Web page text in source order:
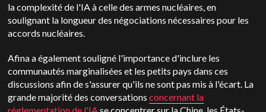
la complexité de l'IA à celle des armes nucléaires, en
soulignant la longueur des négociations nécessaires pour les
accords nucléaires.
Afina a également souligné l'importance d'inclure les
communautés marginalisées et les petits pays dans ces
discussions afin de s'assurer qu'ils ne sont pas mis à l'écart. La
grande majorité des conversationsconcernant la